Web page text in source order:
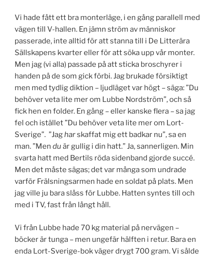
Vi hade fått ett bra monterläge, i en gång parallell med
vägen till V-hallen. En jämn ström av människor
passerade, inte alltid för att stanna till i De Litterära
Sällskapens kvarter eller för att söka upp vår monter.
Men jag (vi alla) passade på att sticka broschyrer i
handen på de som gick förbi. Jag brukade försiktigt
men med tydlig diktion – ljudläget var högt – säga: ”Du
behöver veta lite mer om Lubbe Nordström”, och så
fick hen en folder. En gång – eller kanske flera – sa jag
fel och istället ”Du behöver veta lite mer om Lort-
Sverige”. ”Jagharskaffat mig ett badkar nu”, sa en
man. ”Men du är gullig i din hatt.” Ja, sannerligen. Min
svarta hatt med Bertils röda sidenband gjorde succé.
Men det måste sägas; det var många som undrade
varför Frälsningsarmen hade en soldat på plats. Men
jag ville ju bara slåss för Lubbe. Hatten syntes till och
med i TV, fast från långt håll.
Vi från Lubbe hade 70 kg material på nervägen –
böcker är tunga – men ungefär hälften i retur. Bara en
enda Lort-Sverige-bok väger drygt 700 gram. Vi sålde